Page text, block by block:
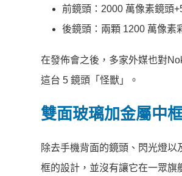
前鏡頭：2000 萬像素鏡頭
後鏡頭：兩顆 1200 萬像素
在發佈會之後，多家外媒也對
這台 5 鏡頭「怪獸」。
雙面玻璃加金屬中
除去手機背面的鏡頭、閃光燈
框的設計，並沒有讓它在一眾旗